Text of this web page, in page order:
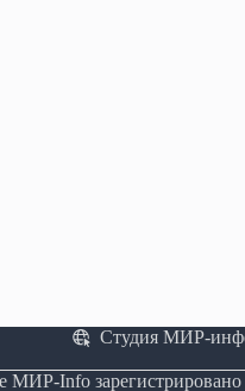
Студия МИР-
МИР-Info